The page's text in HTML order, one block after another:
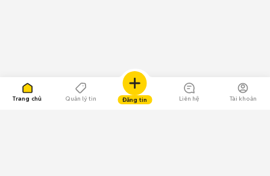
Trang chủ Quản lý tin Đăng tin Liên hệ Tài khoản